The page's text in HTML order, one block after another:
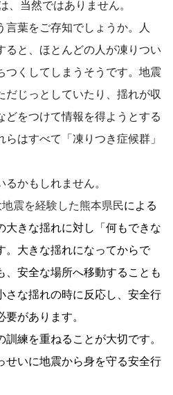
、当然ではありません。
言葉をご存知でしょうか。人
ると、ほとんどの人が凍りつい
つくしてしまうそうです。地震
だじっとしていたり、揺れが収
どをつけて情報を得ようとする
はすべて「凍りつき症候群」
かもしれません。
震を経験した熊本県民による
大きな揺れに対し「何もできな
大きな揺れになってからで
、安全な場所へ移動することも
さな揺れの時に 反応し、安全行
があります。
練を重ねることが大切です。
せいに地震から身を守る安全行